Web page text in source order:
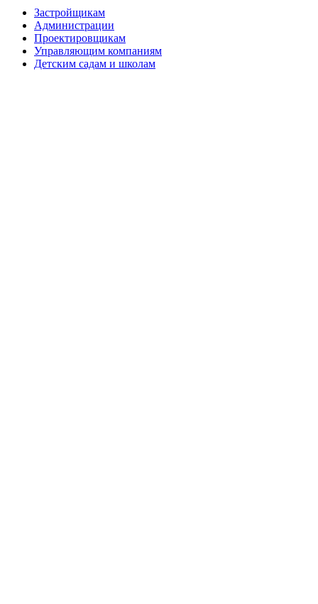
Застройщикам
Администрации
Проектировщикам
Управляющим компаниям
Детским садам и школам